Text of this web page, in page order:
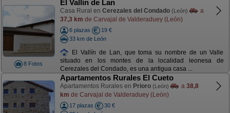
8 Fotos
El Vallín de Lan
Casa Rural en Cerezales del Condado (León)
a
37,3 km de Carvajal de Valderaduey (León)
6 plazas
19 €
33 km de León
El Vallín de Lan, que toma su nombre de un Valle
situado en los montes de la localidad leonesa de
Cerezales del Condado, es una antigua casa ...
Apartamentos Rurales El Cueto
Apartamentos Rurales en Prioro (León) a 38,8
km de Carvajal de Valderaduey (León)
17 plazas
30 €